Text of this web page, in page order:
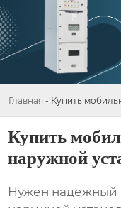
Главная - Купить
Купить
наружной
Нужен надежный